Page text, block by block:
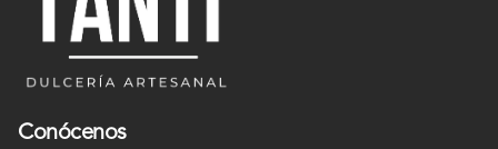
Conócenos